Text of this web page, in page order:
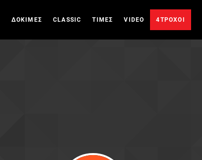
ΔΟΚΙΜΕΣ CLASSIC ΤΙΜΕΣ VIDEO 4ΤΡΟΧΟΙ